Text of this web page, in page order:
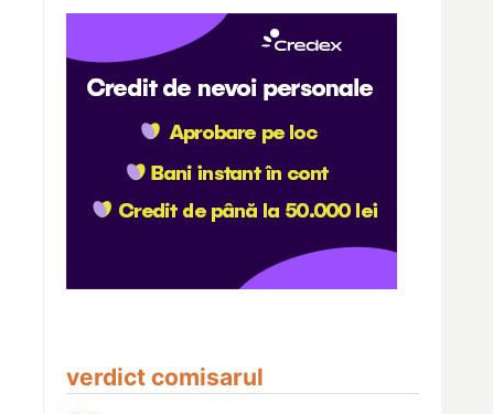
verdict comisarul